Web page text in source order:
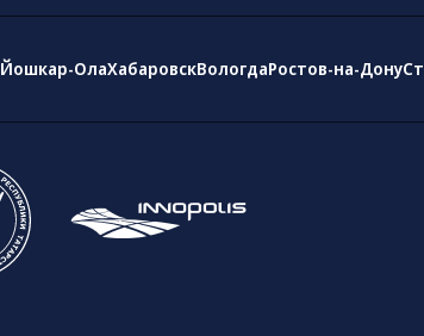
Йошкар-ОлаХабаровскВологдаРостов-на-Дону